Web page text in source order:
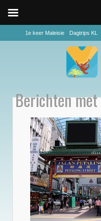
1e keer Maleisie Dagtrips KL
Berichten met